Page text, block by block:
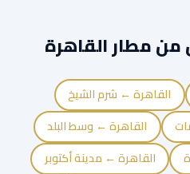
مطار القاهرة
القاهرة ← شرم الشيخ
القاهرة ← وسط البلد
القاهرة ← مدينة أكتوبر